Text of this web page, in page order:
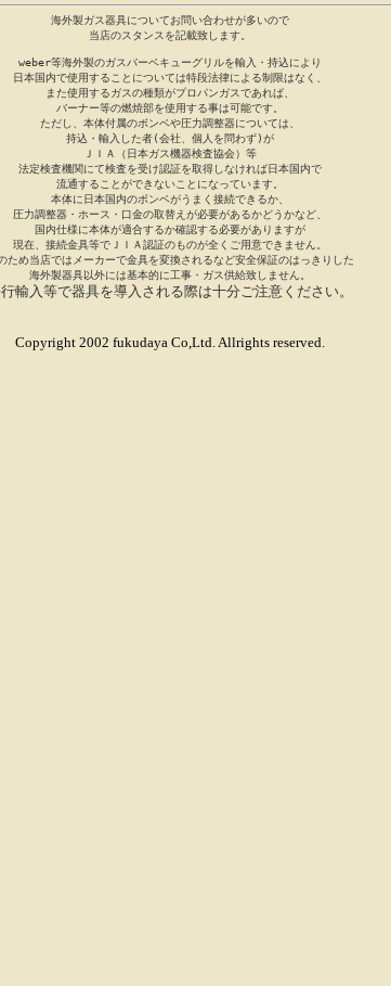
海外製ガス器具についてお問い合わせが多いので
当店のスタンスを記載致します。
weber等海外製のガスバーベキューグリルを輸入・持込により
日本国内で使用することについては特段法律による制限はなく、
また使用するガスの種類がプロパンガスであれば、
バーナー等の燃焼部を使用する事は可能です。
ただし、本体付属のボンベや圧力調整器については、
持込・輸入した者(会社、個人を問わず)が
ＪＩＡ（日本ガス機器検査協会）等
法定検査機関にて検査を受け認証を取得しなければ日本国内で
流通することができないことになっています。
本体に日本国内のボンベがうまく接続できるか、
圧力調整器・ホース・口金の取替えが必要があるかどうかなど、
国内仕様に本体が適合するか確認する必要がありますが
現在、接続金具等でＪＩＡ認証のものが全くご用意できません。
ため当店ではメーカーで金具を変換されるなど安全保証のはっきりした
海外製器具以外には基本的に工事・ガス供給致しません。
輸入等で器具を導入される際は十分ご注意ください。
Copyright 2002 fukudaya Co,Ltd. Allrights reserved.